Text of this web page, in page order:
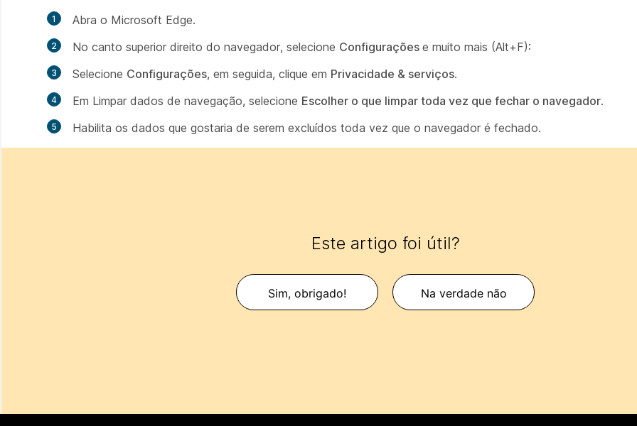
Abra o Microsoft Edge.
No canto superior direito do navegador, selecione Configurações e muito mais (Alt+F):
Selecione Configurações, em seguida, clique em Privacidade & serviços.
Em Limpar dados de navegação, selecione Escolher o que limpar toda vez que fechar o navegador.
Habilita os dados que gostaria de serem excluídos toda vez que o navegador é fechado.
Este artigo foi útil?
Sim, obrigado! Na verdade não